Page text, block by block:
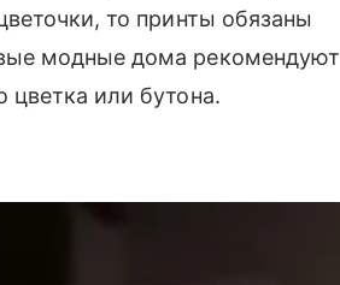
то принты обязаны
модные дома рекомендуют
цветка или бутона.